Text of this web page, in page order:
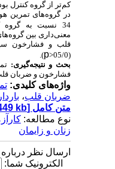
کم‌تر از گروه کنترل بود (05/0>
در گروه‌های تمرین
34 نسبت به گروه کنترل کم‌تر بود (05/0>
قلب و فشارخون
p
)
.
بحث و نتیجه‌گیری:
فشارخون و ضربان قلب
واژه‌های کلیدی:
ضربان قلب،
متن کامل[PDF 3449 kb]
نوع مطالعه:
زنان و زایمان
ارسال نظر درباره
الکترونیک شما: